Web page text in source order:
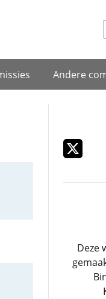
Andere
Deel dit
Deze